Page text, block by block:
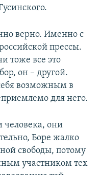
верно. Именно с
прессы.
тоже все это
он – другой.
возможным в
для него.
человека, они
Боре жалко
свободы, потому
участником тех